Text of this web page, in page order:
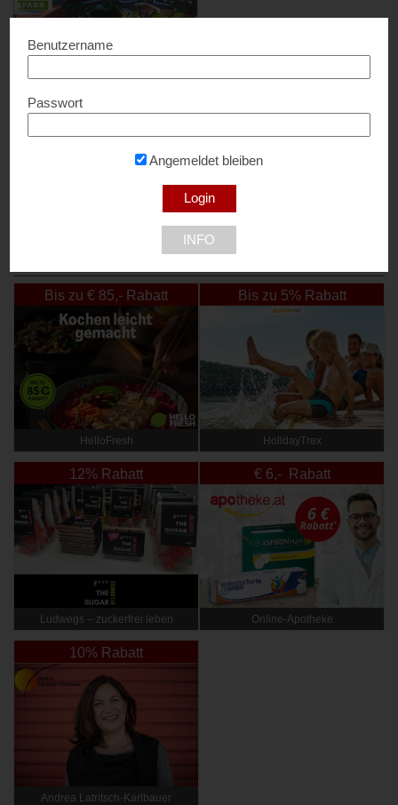
Bis zu € 85,- Rabatt
HelloFresh
Bis zu 5% Rabatt
HolidayTrex
12% Rabatt
Ludwegs – zuckerfrei leben
€ 6,- Rabatt
Online‑Apotheke
10% Rabatt
Andrea Latritsch-Karlbauer
Benutzername
Passwort
Angemeldet bleiben
INFO